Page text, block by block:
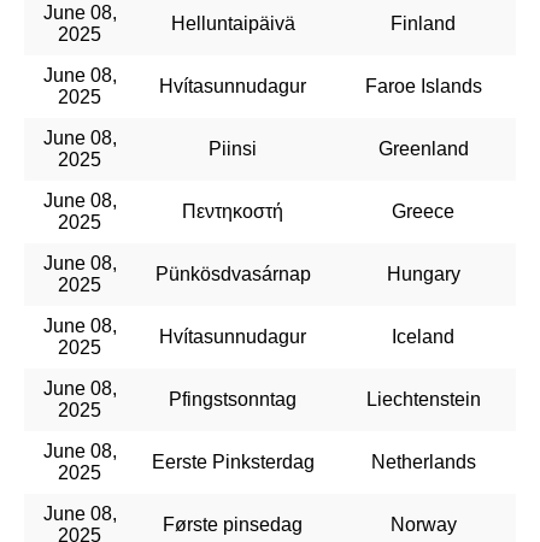
June 08,
2025
Helluntaipäivä Finland
June 08,
2025
Hvítasunnudagur Faroe Islands
June 08,
2025
Piinsi Greenland
June 08,
2025
Πεντηκοστή Greece
June 08,
2025
Pünkösdvasárnap Hungary
June 08,
2025
Hvítasunnudagur Iceland
June 08,
2025
Pfingstsonntag Liechtenstein
June 08,
2025
Eerste Pinksterdag Netherlands
June 08,
2025
Første pinsedag Norway